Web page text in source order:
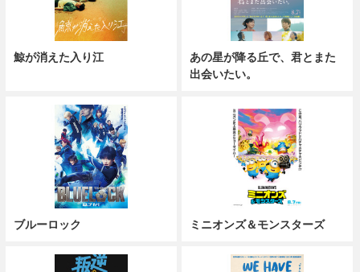
鯨が消えた入り江
あの星が降る丘で、君とまた
出会いたい。
ブルーロック ミニオンズ＆モンスターズ